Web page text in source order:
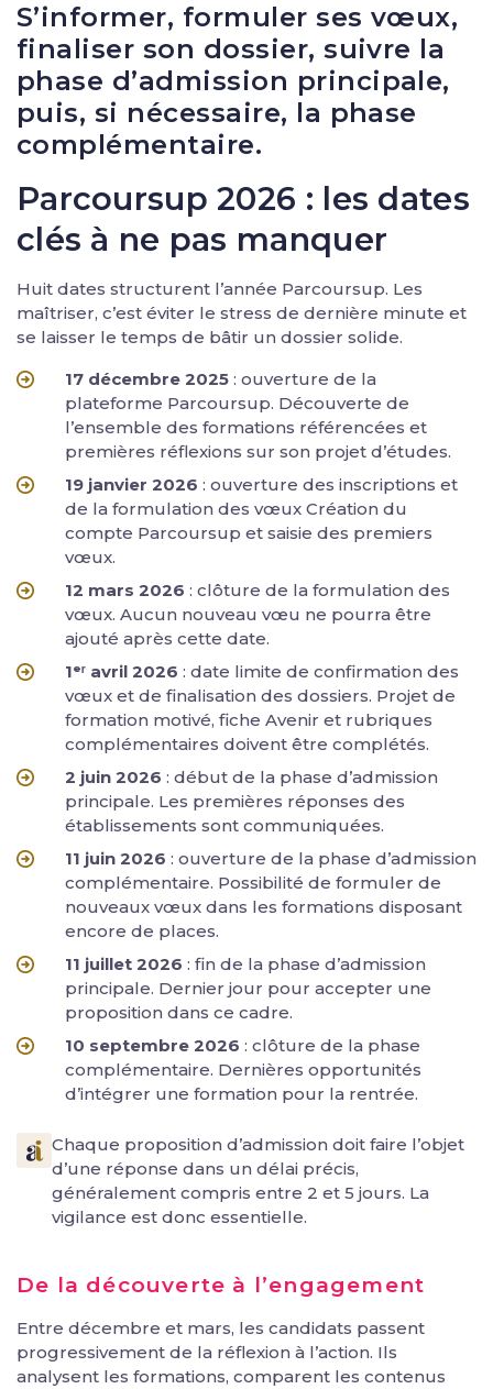
S’informer, formuler ses vœux,
finaliser son dossier, suivre la
phase d’admission principale,
puis, si nécessaire, la phase
complémentaire.
Parcoursup 2026 : les dates
clés à ne pas manquer
Huit dates structurent l’année Parcoursup. Les
maîtriser, c’est éviter le stress de dernière minute et
se laisser le temps de bâtir un dossier solide.
17 décembre 2025 : ouverture de la
plateforme Parcoursup. Découverte de
l’ensemble des formations référencées et
premières réflexions sur son projet d’études.
19 janvier 2026 : ouverture des inscriptions et
de la formulation des vœux Création du
compte Parcoursup et saisie des premiers
vœux.
12 mars 2026 : clôture de la formulation des
vœux. Aucun nouveau vœu ne pourra être
ajouté après cette date.
1ᵉʳ avril 2026 : date limite de confirmation des
vœux et de finalisation des dossiers. Projet de
formation motivé, fiche Avenir et rubriques
complémentaires doivent être complétés.
2 juin 2026 : début de la phase d’admission
principale. Les premières réponses des
établissements sont communiquées.
11 juin 2026 : ouverture de la phase d’admission
complémentaire. Possibilité de formuler de
nouveaux vœux dans les formations disposant
encore de places.
11 juillet 2026 : fin de la phase d’admission
principale. Dernier jour pour accepter une
proposition dans ce cadre.
10 septembre 2026 : clôture de la phase
complémentaire. Dernières opportunités
d’intégrer une formation pour la rentrée.
Chaque proposition d’admission doit faire l’objet
d’une réponse dans un délai précis,
généralement compris entre 2 et 5 jours. La
vigilance est donc essentielle.
De la découverte à l’engagement
Entre décembre et mars, les candidats passent
progressivement de la réflexion à l’action. Ils
analysent les formations, comparent les contenus